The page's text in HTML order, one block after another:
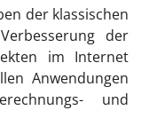
der klassischen
der
im Internet
Anwendungen
und